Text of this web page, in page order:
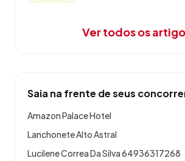
Ver todos os
Saia na frente de seus
Amazon Palace Hotel
Lanchonete Alto Astral
Lucilene Correa Da Silva 64936317268